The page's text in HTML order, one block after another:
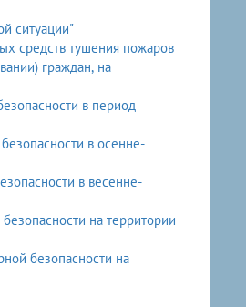
ситуации"
средств тушения пожаров
граждан, на
в осенне-
в весенне-
на территории
безопасности на